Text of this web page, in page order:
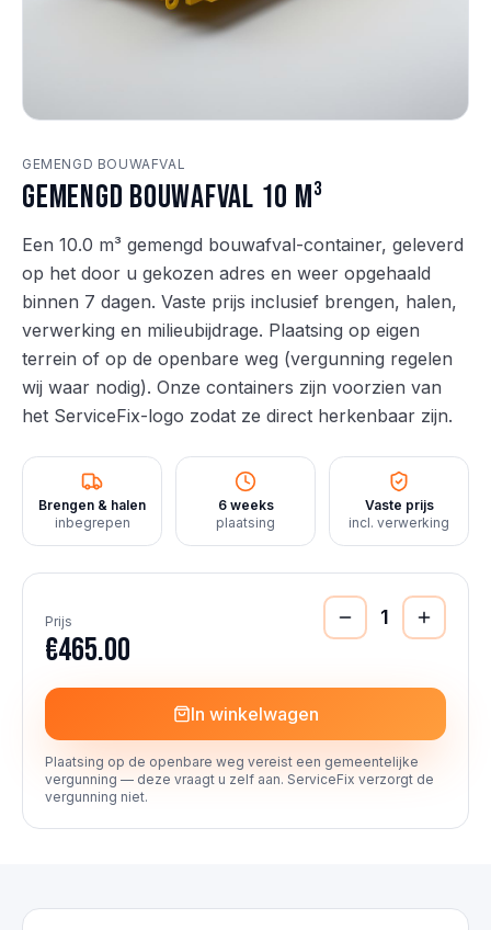
GEMENGD BOUWAFVAL
Gemengd bouwafval 10 m³
Een 10.0 m³ gemengd bouwafval-container, geleverd
op het door u gekozen adres en weer opgehaald
binnen 7 dagen. Vaste prijs inclusief brengen, halen,
verwerking en milieubijdrage. Plaatsing op eigen
terrein of op de openbare weg (vergunning regelen
wij waar nodig). Onze containers zijn voorzien van
het ServiceFix-logo zodat ze direct herkenbaar zijn.
Brengen & halen
inbegrepen
6 weeks
plaatsing
Vaste prijs
incl. verwerking
Prijs
€465.00
1
In winkelwagen
Plaatsing op de openbare weg vereist een gemeentelijke
vergunning — deze vraagt u zelf aan. ServiceFix verzorgt de
vergunning niet.